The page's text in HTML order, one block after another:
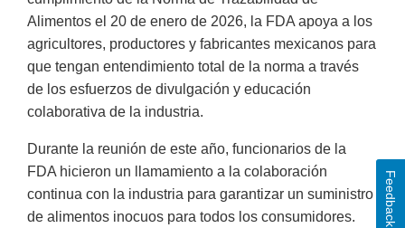
Alimentos el 20 de enero de 2026, la FDA apoya a los
agricultores, productores y fabricantes mexicanos para
que tengan entendimiento total de la norma a través
de los esfuerzos de divulgación y educación
colaborativa de la industria.
Durante la reunión de este año, funcionarios de la
FDA hicieron un llamamiento a la colaboración
continua con la industria para garantizar un suministro
de alimentos inocuos para todos los consumidores.
Feedback